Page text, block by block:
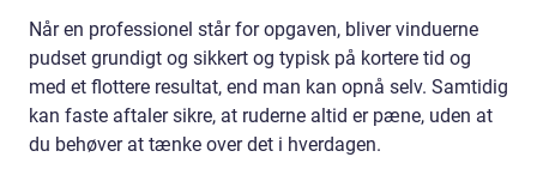
Når en professionel står for opgaven, bliver vinduerne
pudset grundigt og sikkert og typisk på kortere tid og
med et flottere resultat, end man kan opnå selv. Samtidig
kan faste aftaler sikre, at ruderne altid er pæne, uden at
du behøver at tænke over det i hverdagen.